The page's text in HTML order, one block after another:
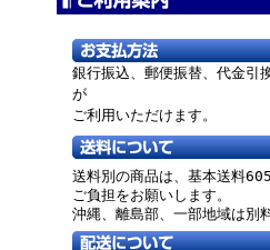
銀行振込、郵便振替、 代金引
が
ご利用いただけます。
送料別の商品は、基本送料
ご負担をお願いします。
沖縄、離島部、一部地域は別